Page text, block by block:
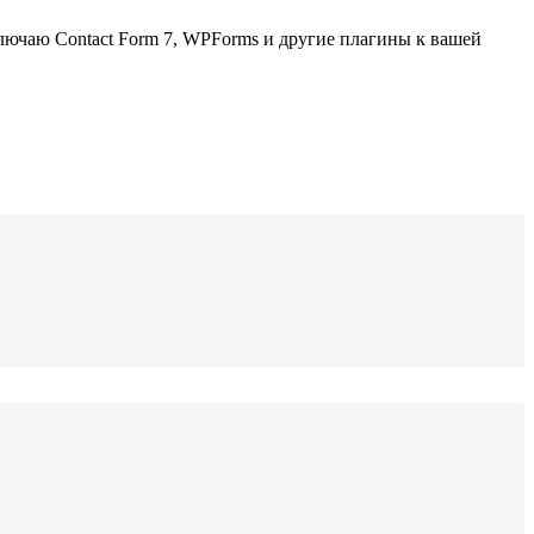
Contact Form 7, WPForms и другие плагины к вашей